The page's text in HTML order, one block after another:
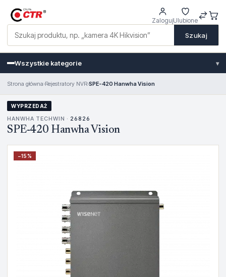
Szukaj
ZalogujUlubione
Wszystkie kategorie ▾
Strona główna›Rejestratory NVR›SPE-420 Hanwha Vision
WYPRZEDAŻ
HANWHA TECHWIN · 26826
SPE-420 Hanwha Vision
−15%